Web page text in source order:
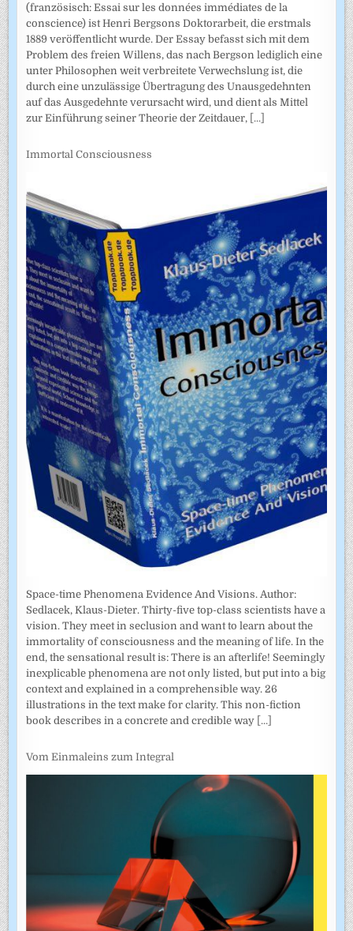
(französisch: Essai sur les données immédiates de la
conscience) ist Henri Bergsons Doktorarbeit, die erstmals
1889 veröffentlicht wurde. Der Essay befasst sich mit dem
Problem des freien Willens, das nach Bergson lediglich eine
unter Philosophen weit verbreitete Verwechslung ist, die
durch eine unzulässige Übertragung des Unausgedehnten
auf das Ausgedehnte verursacht wird, und dient als Mittel
zur Einführung seiner Theorie der Zeitdauer, [...]
Immortal Consciousness
Space-time Phenomena Evidence And Visions. Author:
Sedlacek, Klaus-Dieter. Thirty-five top-class scientists have a
vision. They meet in seclusion and want to learn about the
immortality of consciousness and the meaning of life. In the
end, the sensational result is: There is an afterlife! Seemingly
inexplicable phenomena are not only listed, but put into a big
context and explained in a comprehensible way. 26
illustrations in the text make for clarity. This non-fiction
book describes in a concrete and credible way [...]
Vom Einmaleins zum Integral